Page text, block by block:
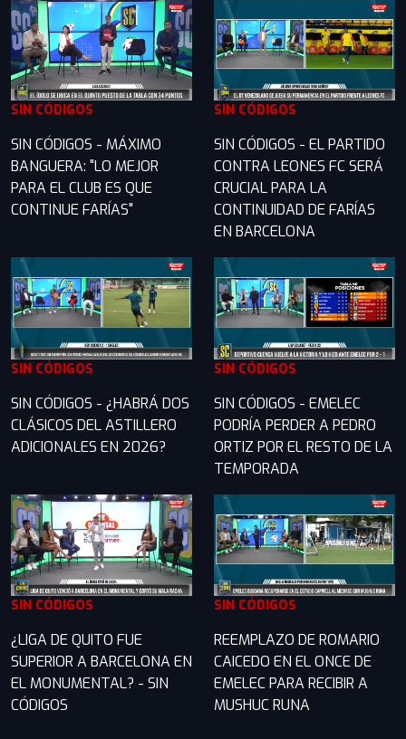
SIN CÓDIGOS
SIN CÓDIGOS - MÁXIMO
BANGUERA: "LO MEJOR
PARA EL CLUB ES QUE
CONTINUE FARÍAS"
SIN CÓDIGOS
SIN CÓDIGOS - EL PARTIDO
CONTRA LEONES FC SERÁ
CRUCIAL PARA LA
CONTINUIDAD DE FARÍAS
EN BARCELONA
SIN CÓDIGOS
SIN CÓDIGOS - ¿HABRÁ DOS
CLÁSICOS DEL ASTILLERO
ADICIONALES EN 2026?
SIN CÓDIGOS
SIN CÓDIGOS - EMELEC
PODRÍA PERDER A PEDRO
ORTIZ POR EL RESTO DE LA
TEMPORADA
SIN CÓDIGOS
¿LIGA DE QUITO FUE
SUPERIOR A BARCELONA EN
EL MONUMENTAL? - SIN
CÓDIGOS
SIN CÓDIGOS
REEMPLAZO DE ROMARIO
CAICEDO EN EL ONCE DE
EMELEC PARA RECIBIR A
MUSHUC RUNA